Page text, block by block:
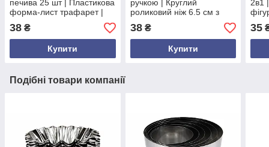
печива 25 шт | Пластикова
форма-лист трафарет |
печива з малюнками |
Червона, 36×21,5 см
38 ₴
Купити
ручкою | Круглий
роликовий ніж 6.5 см з
Інструмент для нарізання
піци, Україна
38₴
Купити
2в1
35
Подібні товари компанії